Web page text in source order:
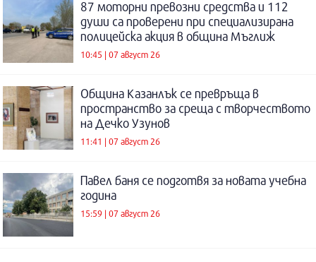
87 моторни превозни средства и 112
души са проверени при специализирана
полицейска акция в община Мъглиж
10:45 | 07 август 26
Община Казанлък се превръща в
пространство за среща с творчеството
на Дечко Узунов
11:41 | 07 август 26
Павел баня се подготвя за новата учебна
година
15:59 | 07 август 26